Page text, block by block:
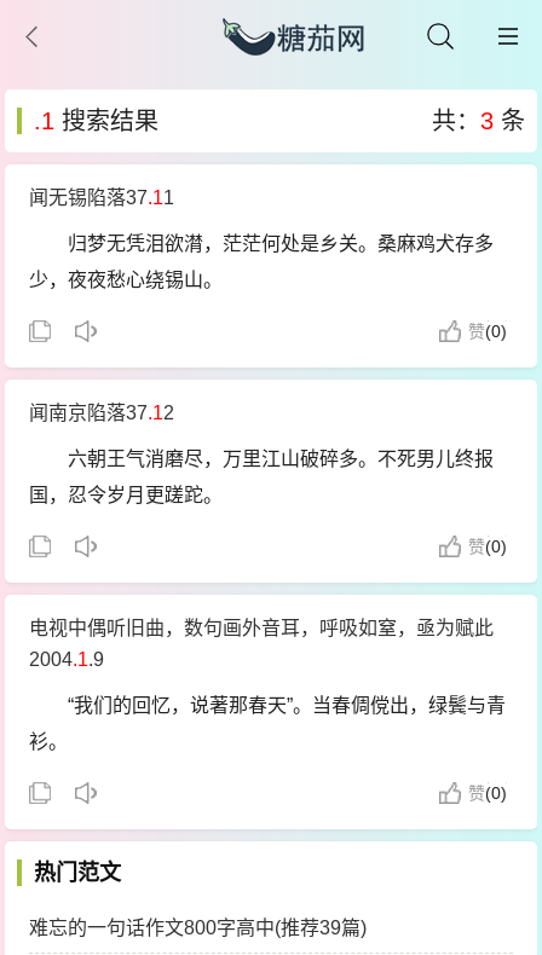
.1 搜索结果 共： 3 条
闻无锡陷落37.11
归梦无凭泪欲潸，茫茫何处是乡关。桑麻鸡犬存多
少，夜夜愁心绕锡山。
赞(0)
闻南京陷落37.12
六朝王气消磨尽，万里江山破碎多。不死男儿终报
国，忍令岁月更蹉跎。
赞(0)
电视中偶听旧曲，数句画外音耳，呼吸如窒，亟为赋此
2004.1.9
“我们的回忆，说著那春天”。当春倜傥出，绿鬓与青
衫。
青春满我手，挥霍何洒然。左挥及流水，右挥遍高
山。
得我青春气，万物生光颜。流水碧如洗，高山润如
烟。
赞(0)
热门范文
难忘的一句话作文800字高中(推荐39篇)